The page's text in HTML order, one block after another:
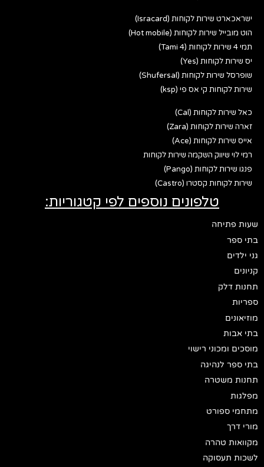
ישראכארט שירות לקוחות (Isracard)
הוט מובייל שירות לקוחות (Hot mobile)
תמי 4 שירות לקוחות (Tami 4)
יס שירות לקוחות (Yes)
שופרסל שירות לקוחות (Shufersal)
שירות לקוחות קי אס פי (ksp)
כאל שירות לקוחות (Cal)
זארה שירות לקוחות (Zara)
אייס שירות לקוחות (Ace)
רמי לוי שיווק השקמה שירות לקוחות
פנגו שירות לקוחות (Pango)
שירות לקוחות קסטרו (Castro)
טלפונים נוספים לפי קטגוריות:
שעות פתיחה
בתי ספר
גני ילדים
קניונים
תחנות דלק
ספריות
מוזיאונים
בתי אבות
מוסכים ומכוני רישוי
בתי ספר לנהיגה
תחנות משטרה
מפלגות
מתחמי ספורט
מורי דרך
מקוואות טהרה
לשכות תעסוקה